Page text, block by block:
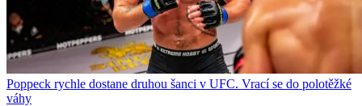
Poppeck rychle dostane druhou šanci v UFC. Vrací se do polotěžké
váhy